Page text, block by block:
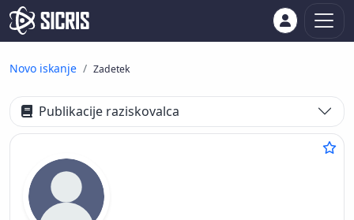
Novo iskanje Zadetek
Publikacije raziskovalca